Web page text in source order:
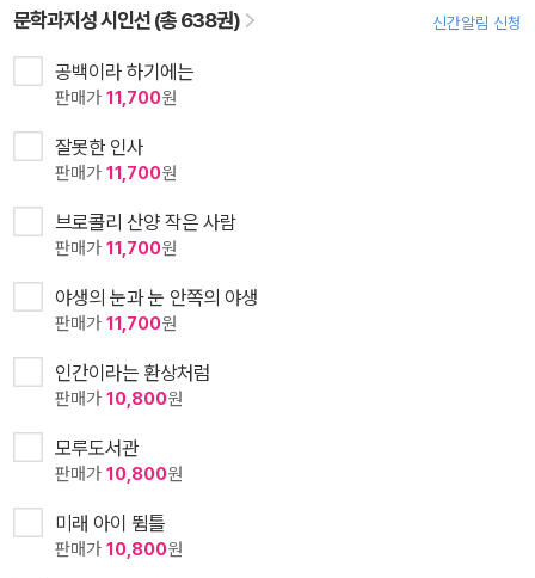
문학과지성 시인선 (총 638권) 신간알림 신청
공백이라 하기에는
판매가 11,700원
잘못한 인사
판매가 11,700원
브로콜리 산양 작은 사람
판매가 11,700원
야생의 눈과 눈 안쪽의 야생
판매가 11,700원
인간이라는 환상처럼
판매가 10,800원
모루도서관
판매가 10,800원
미래 아이 뜀틀
판매가 10,800원